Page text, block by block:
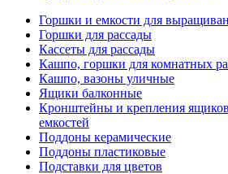
Горшки и емкости для
Горшки для рассады
Кассеты для рассады
Кашпо, горшки для комнатных
Кашпо, вазоны уличные
Ящики балконные
Кронштейны и крепления
емкостей
Поддоны керамические
Поддоны пластиковые
Подставки для цветов